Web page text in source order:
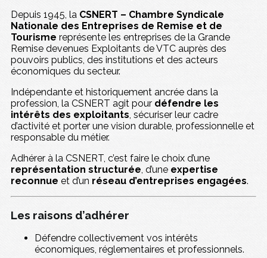
Depuis 1945, la CSNERT – Chambre Syndicale
Nationale des Entreprises de Remise et de
Tourisme représente les entreprises de la Grande
Remise devenues Exploitants de VTC auprès des
pouvoirs publics, des institutions et des acteurs
économiques du secteur.
Indépendante et historiquement ancrée dans la
profession, la CSNERT agit pour défendre les
intérêts des exploitants, sécuriser leur cadre
d’activité et porter une vision durable, professionnelle et
responsable du métier.
Adhérer à la CSNERT, c’est faire le choix d’une
représentation structurée, d’une expertise
reconnue et d’un réseau d’entreprises engagées.
Les raisons d’adhérer
Défendre collectivement vos intérêts
économiques, réglementaires et professionnels.